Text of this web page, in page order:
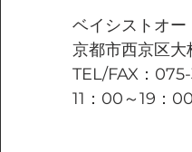
ベイシストオー
京都市西京区
TEL/FAX：
11：00～19：